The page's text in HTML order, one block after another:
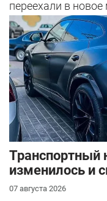
переехали в новое
Транспортный
изменилось и
07 августа 2026